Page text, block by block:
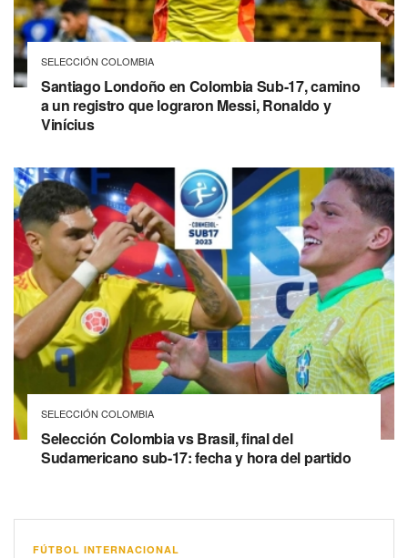
SELECCIÓN COLOMBIA
Santiago Londoño en Colombia Sub-17, camino
a un registro que lograron Messi, Ronaldo y
Vinícius
SELECCIÓN COLOMBIA
Selección Colombia vs Brasil, final del
Sudamericano sub-17: fecha y hora del partido
FÚTBOL INTERNACIONAL